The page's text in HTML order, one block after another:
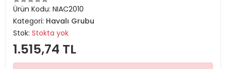
Ürün Kodu: NIAC2010
Kategori: Havalı Grubu
Stok: Stokta yok
1.515,74 TL